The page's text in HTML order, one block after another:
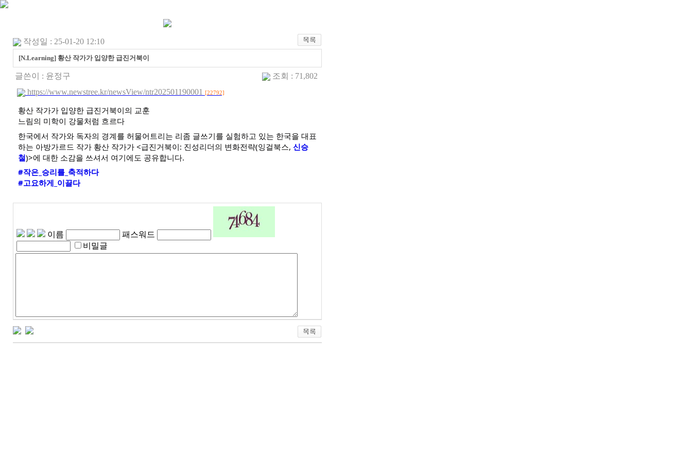
작성일 : 25-01-20 12:10
[N.Learning] 황산 작가가 입양한 급진거북이
글쓴이 : 윤정구
조회 : 71,802
https://www.newstree.kr/newsView/ntr202501190001 [22792]
황산 작가가 입양한 급진거북이의 교훈
느림의 미학이 강물처럼 흐르다
한국에서 작가와 독자의 경계를 허물어트리는 리좀 글쓰기를 실험하고 있는 한국을 대표
하는 아방가르드 작가 황산 작가가 <급진거북이: 진성리더의 변화전략(잉걸북스, 신승
철)>에 대한 소감을 쓰셔서 여기에도 공유합니다.
#작은_승리를_축적하다
#고요하게_이끌다
이름
패스워드
비밀글